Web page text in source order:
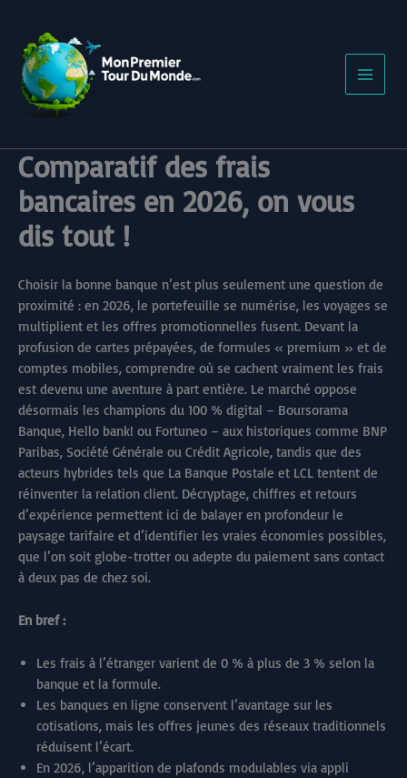
contenu
Comparatif des frais
bancaires en 2026, on vous
dis tout !
Choisir la bonne banque n’est plus seulement une question de
proximité : en 2026, le portefeuille se numérise, les voyages se
multiplient et les offres promotionnelles fusent. Devant la
profusion de cartes prépayées, de formules « premium » et de
comptes mobiles, comprendre où se cachent vraiment les frais
est devenu une aventure à part entière. Le marché oppose
désormais les champions du 100 % digital – Boursorama
Banque, Hello bank! ou Fortuneo – aux historiques comme BNP
Paribas, Société Générale ou Crédit Agricole, tandis que des
acteurs hybrides tels que La Banque Postale et LCL tentent de
réinventer la relation client. Décryptage, chiffres et retours
d’expérience permettent ici de balayer en profondeur le
paysage tarifaire et d’identifier les vraies économies possibles,
que l’on soit globe-trotter ou adepte du paiement sans contact
à deux pas de chez soi.
En bref :
Les frais à l’étranger varient de 0 % à plus de 3 % selon la
banque et la formule.
Les banques en ligne conservent l’avantage sur les
cotisations, mais les offres jeunes des réseaux traditionnels
réduisent l’écart.
En 2026, l’apparition de plafonds modulables via appli